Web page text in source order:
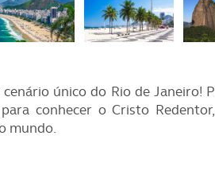
único do Rio de
conhecer o Cristo
mundo.